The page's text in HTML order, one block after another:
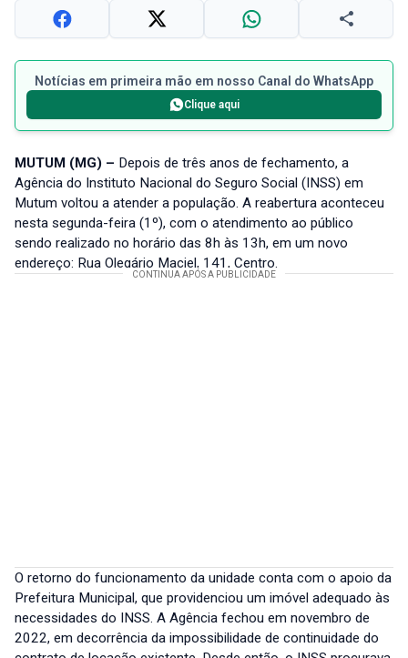
Notícias em primeira mão em nosso Canal do WhatsApp
Clique aqui
MUTUM (MG) – Depois de três anos de fechamento, a
Agência do Instituto Nacional do Seguro Social (INSS) em
Mutum voltou a atender a população. A reabertura aconteceu
nesta segunda-feira (1º), com o atendimento ao público
sendo realizado no horário das 8h às 13h, em um novo
endereço: Rua Olegário Maciel, 141, Centro.
O retorno do funcionamento da unidade conta com o apoio da
Prefeitura Municipal, que providenciou um imóvel adequado às
necessidades do INSS. A Agência fechou em novembro de
2022, em decorrência da impossibilidade de continuidade do